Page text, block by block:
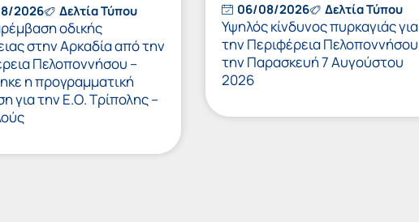
2026 Δελτία Τύπου
οδικής
στην Αρκαδία από την
Πελοποννήσου –
η προγραμματική
για την Ε.Ο. Τρίπολης –
06/08/2026 Δελτία Τύπου
Υψηλός κίνδυνος πυρκαγιάς για
την Περιφέρεια Πελοποννήσου
την Παρασκευή 7 Αυγούστου
2026